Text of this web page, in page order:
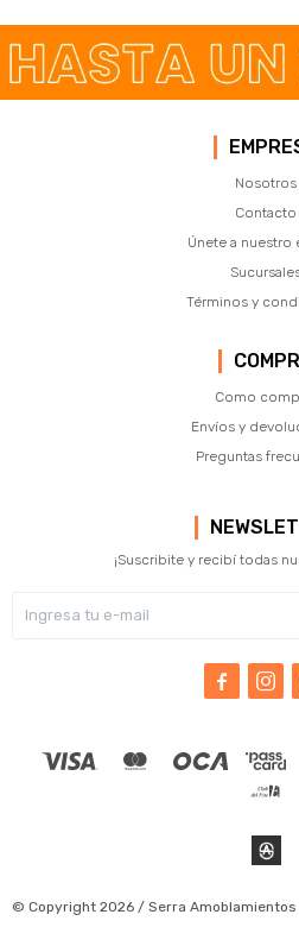
Nosotros
Contacto
Únete a nuestro
Términos y
Como
Envíos y
Preguntas
¡Suscribite y recibí todas
 
© Copyright 2026 / Serra Amoblamientos